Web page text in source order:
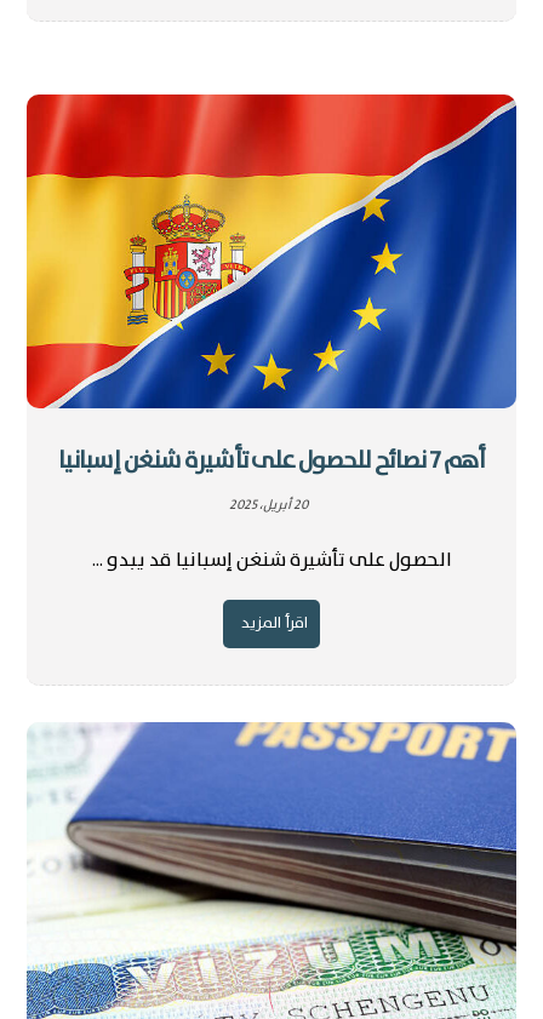
أهم 7 نصائح للحصول على تأشيرة شنغن إسبانيا
20 أبريل، 2025
الحصول على تأشيرة شنغن إسبانيا قد يبدو ...
اقرأ المزيد